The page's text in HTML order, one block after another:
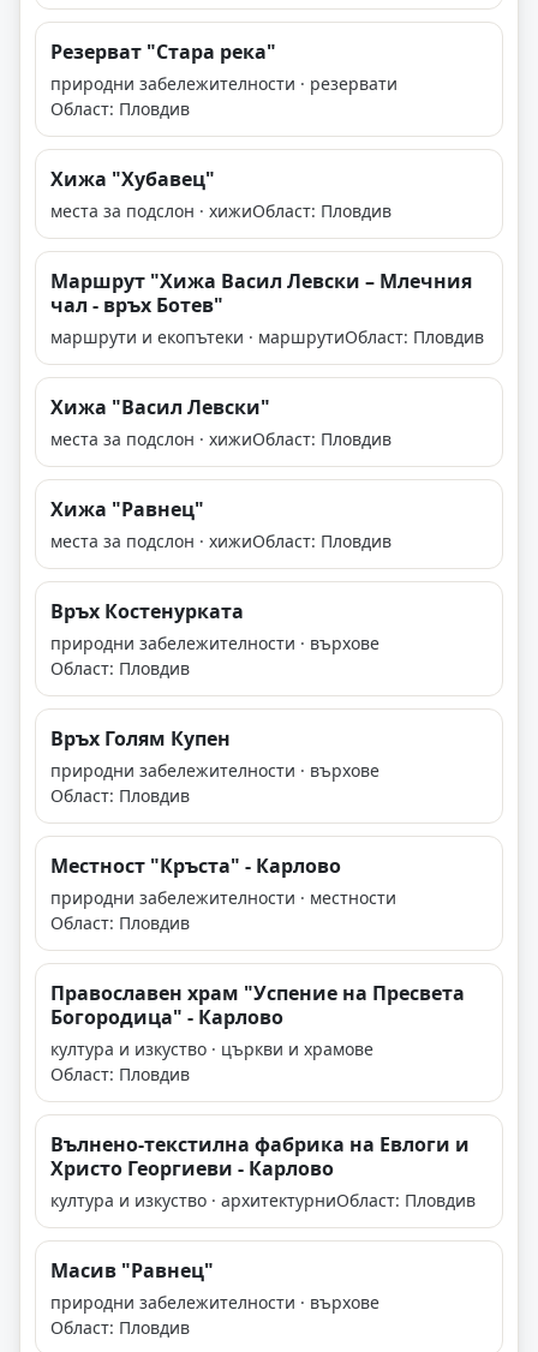
Резерват "Стара река"
природни забележителности · резервати
Област: Пловдив
Хижа "Хубавец"
места за подслон · хижиОбласт: Пловдив
Маршрут "Хижа Васил Левски – Млечния
чал - връх Ботев"
маршрути и екопътеки · маршрутиОбласт: Пловдив
Хижа "Васил Левски"
места за подслон · хижиОбласт: Пловдив
Хижа "Равнец"
места за подслон · хижиОбласт: Пловдив
Връх Костенурката
природни забележителности · върхове
Област: Пловдив
Връх Голям Купен
природни забележителности · върхове
Област: Пловдив
Местност "Кръста" - Карлово
природни забележителности · местности
Област: Пловдив
Православен храм "Успение на Пресвета
Богородица" - Карлово
култура и изкуство · църкви и храмове
Област: Пловдив
Вълнено-текстилна фабрика на Евлоги и
Христо Георгиеви - Карлово
култура и изкуство · архитектурниОбласт: Пловдив
Масив "Равнец"
природни забележителности · върхове
Област: Пловдив